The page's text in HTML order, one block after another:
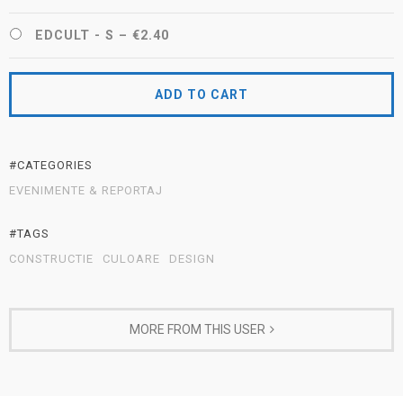
EDCULT - S – €2.40
ADD TO CART
#CATEGORIES
EVENIMENTE & REPORTAJ
#TAGS
CONSTRUCTIE
CULOARE DESIGN
MORE FROM THIS USER